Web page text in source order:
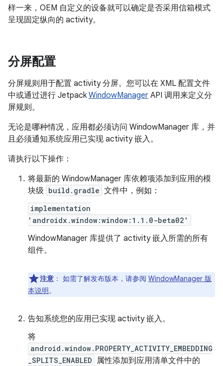
样一来，OEM 自定义的设备就可以确定是否采用信箱模式
呈现固定纵向的 activity。
分屏配置
分屏规则用于配置 activity 分屏。您可以在 XML 配置文件
中或通过进行 Jetpack WindowManager API 调用来定义分
屏规则。
无论是哪种情况，应用都必须访问 WindowManager 库，并
且必须通知系统应用已实现 activity 嵌入。
请执行以下操作：
将最新的 WindowManager 库依赖项添加到应用的模
块级 build.gradle 文件中，例如：
implementation
'androidx.window:window:1.1.0-beta02'
WindowManager 库提供了 activity 嵌入所需的所有
组件。
注意 ： 如需了解发布版本，请参阅 WindowManager 版
本说明。
告知系统您的应用已实现 activity 嵌入。
将
android.window.PROPERTY_ACTIVITY_EMBEDDING
_SPLITS_ENABLED
属性添加到应用清单文件中的